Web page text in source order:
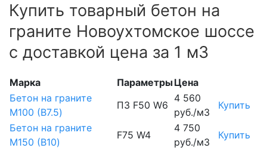
Купить товарный бетон на
граните Новоухтомское шоссе
с доставкой цена за 1 м3
Марка ПараметрыЦена
Бетон на граните
М100 (B7.5)
П3 F50 W6
4 560
руб./м3
Купить
Бетон на граните
М150 (B10)
F75 W4
4 750
руб./м3
Купить